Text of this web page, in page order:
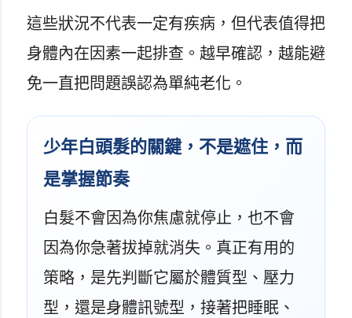
這些狀況不代表一定有疾病，但代表值得把
身體內在因素一起排查。越早確認，越能避
免一直把問題誤認為單純老化。
少年白頭髮的關鍵，不是遮住，而
是掌握節奏
白髮不會因為你焦慮就停止，也不會
因為你急著拔掉就消失。真正有用的
策略，是先判斷它屬於體質型、壓力
型，還是身體訊號型，接著把睡眠、